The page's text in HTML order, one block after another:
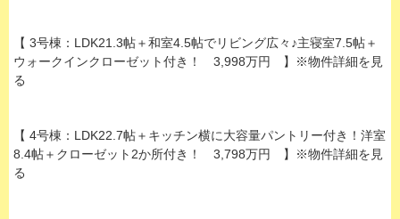
【 3号棟：LDK21.3帖＋和室4.5帖でリビング広々♪主寝室7.5帖＋
ウォークインクローゼット付き！ 3,998万円 】※物件詳細を見
る
【 4号棟：LDK22.7帖＋キッチン横に大容量パントリー付き！洋室
8.4帖＋クローゼット2か所付き！ 3,798万円 】※物件詳細を見
る